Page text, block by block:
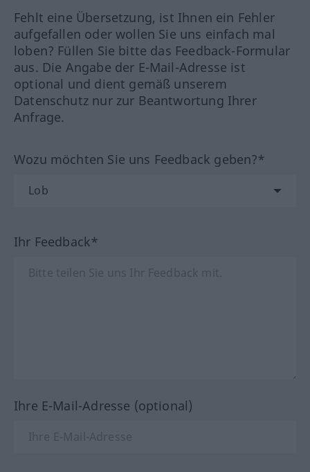
Fehlt eine Übersetzung, ist Ihnen ein Fehler
aufgefallen oder wollen Sie uns einfach mal
loben? Füllen Sie bitte das Feedback-Formular
aus. Die Angabe der E-Mail-Adresse ist
optional und dient gemäß unserem
Datenschutz nur zur Beantwortung Ihrer
Anfrage.
Wozu möchten Sie uns Feedback geben?*
Ihr Feedback*
Ihre E-Mail-Adresse (optional)